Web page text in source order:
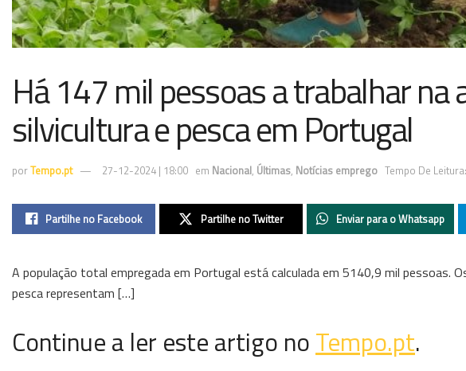
Há 147 mil pessoas a trabalhar na
silvicultura e pesca em Portugal
porTempo.pt 27-12-2024 | 18:00 em Nacional, Últimas, Notícias emprego Tempo De
Partilhe no Facebook Partilhe no Twitter Enviar para o Whatsapp
A população total empregada em Portugal está calculada em 5140,9 mil pessoas.
pesca representam […]
Continue a ler este artigo noTempo.pt.